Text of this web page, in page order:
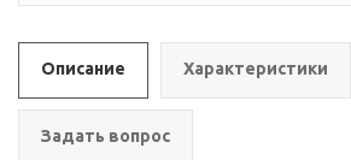
Описание Характеристики
Задать вопрос